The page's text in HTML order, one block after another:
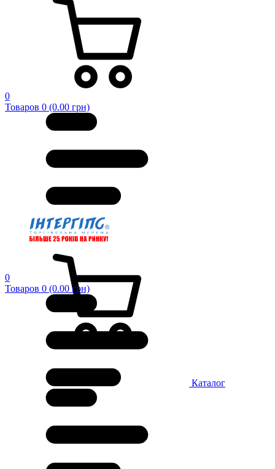
0
Товаров 0 (0.00 грн)
0
Товаров 0 (0.00 грн)
Каталог